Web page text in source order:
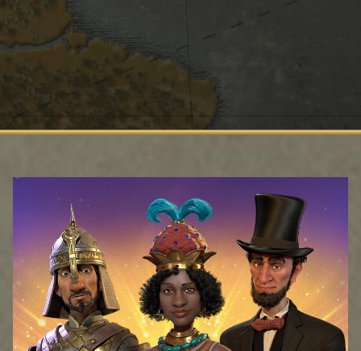
Accept &
Play
sur Jouer,
politique de
confidentialité
de YouTubeet
le transfert de
données vers
les serveurs
de Google.